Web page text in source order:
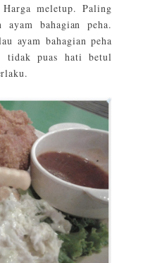
meletup. Paling
bahagian peha.
ayam bahagian peha
tidak puas hati betul